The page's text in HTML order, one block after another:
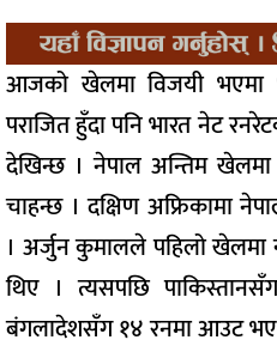
आजको खेलमा विजयी भएमा
पराजित हुँदा पनि भारत नेट
देखिन्छ । नेपाल अन्तिम खेलमा
चाहन्छ । दक्षिण अफ्रिकामा
। अर्जुन कुमालले पहिलो खेलमा
थिए । त्यसपछि
बंगलादेशसँग १४ रनमा आउट